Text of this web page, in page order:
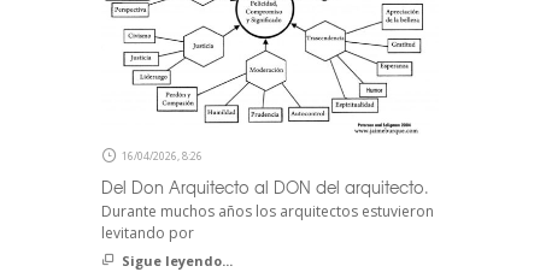
16/04/2026, 8:26
Del Don Arquitecto al DON del arquitecto.
Durante muchos años los arquitectos estuvieron
levitando por
Sigue leyendo...